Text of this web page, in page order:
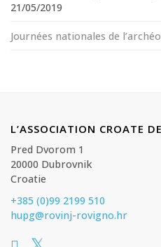
21/05/2019
Journées nationales de
L’ASSOCIATION CROATE
Pred Dvorom 1
20000 Dubrovnik
Croatie
+385 (0)99 2199 510
hupg@rovinj-rovigno.hr